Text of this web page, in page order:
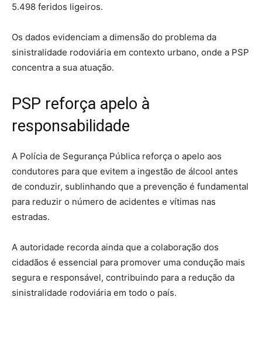
5.498 feridos ligeiros.
Os dados evidenciam a dimensão do problema da
sinistralidade rodoviária em contexto urbano, onde a PSP
concentra a sua atuação.
PSP reforça apelo à
responsabilidade
A Polícia de Segurança Pública reforça o apelo aos
condutores para que evitem a ingestão de álcool antes
de conduzir, sublinhando que a prevenção é fundamental
para reduzir o número de acidentes e vítimas nas
estradas.
A autoridade recorda ainda que a colaboração dos
cidadãos é essencial para promover uma condução mais
segura e responsável, contribuindo para a redução da
sinistralidade rodoviária em todo o país.